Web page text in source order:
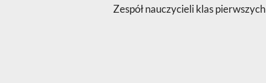
Zespół nauczycieli klas pierwszych